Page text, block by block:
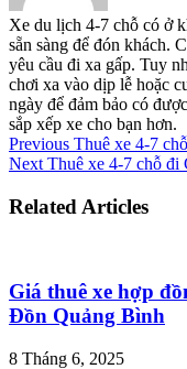
Xe du lịch 4-7 chỗ có ở
sẵn sàng để đón khách.
yêu cầu đi xa gấp. Tuy
chơi xa vào dịp lễ hoặc
ngày để đảm bảo có
sắp xếp xe cho bạn hơn.
Previous Thuê xe 4-7
Next Thuê xe 4-7 chỗ đi
Related Articles
Giá thuê xe hợp
Đồn Quảng Bình
8 Tháng 6, 2025